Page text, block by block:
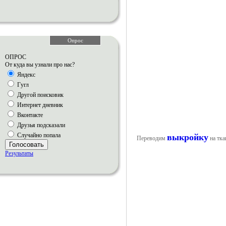
Опрос
ОПРОС
От куда вы узнали про нас?
Яндекс
Гугл
Другой поисковик
Интернет дневник
Вконтакте
Друзья подсказали
Случайно попала
Голосовать
Результаты
Переводим выкройку на